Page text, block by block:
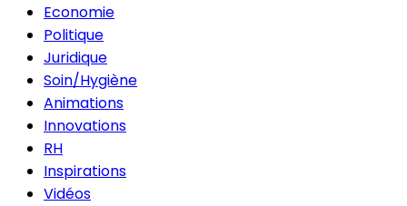
Economie
Politique
Juridique
Soin/Hygiène
Animations
Innovations
RH
Inspirations
Vidéos